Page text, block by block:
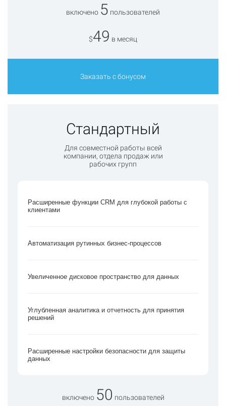
включено 5 пользователей
$49 в месяц
Заказать с бонусом
Стандартный
Для совместной работы всей
компании, отдела продаж или
рабочих групп
Расширенные функции CRM для глубокой работы с
клиентами
Автоматизация рутинных бизнес-процессов
Увеличенное дисковое пространство для данных
Углубленная аналитика и отчетность для принятия
решений
Расширенные настройки безопасности для защиты
данных
включено 50 пользователей